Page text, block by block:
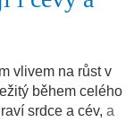
vlivem na růst v
během celého
srdce a cév,a